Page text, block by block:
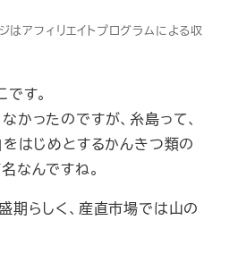
アフィリエイトプログラムによる収
す。
かったのですが、糸島って、
をはじめとするかんきつ類の
なんですね。
期らしく、産直市場では山の